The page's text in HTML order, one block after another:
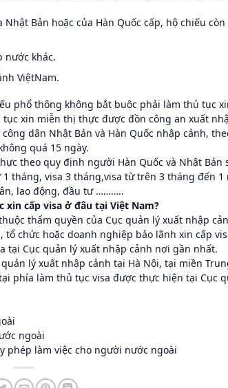
Bản hoặc của Hàn Quốc cấp, hộ chiếu
nước khác.
ViệtNam.
phổ thông không bắt buộc phải làm thủ tục
xin miễn thị thực được đồn công an xuất
dân Nhật Bản và Hàn Quốc nhập cảnh,
quá 15 ngày.
theo quy định người Hàn Quốc và Nhật Bản
1 tháng, visa 3 tháng,visa từ trên 3 tháng đến 1
lao động, đầu tư ………..
cấp visa ở đâu tại Việt Nam?
thẩm quyền của Cục quản lý xuất nhập
chức hoặc doanh nghiệp bảo lãnh xin cấp
tại Cục quản lý xuất nhập cảnh nơi gần nhất.
lý xuất nhập cảnh tại Hà Nội, tại miền
phía làm thủ tục visa được thực hiện tại Cục
ngoài
phép làm việc cho người nước ngoài